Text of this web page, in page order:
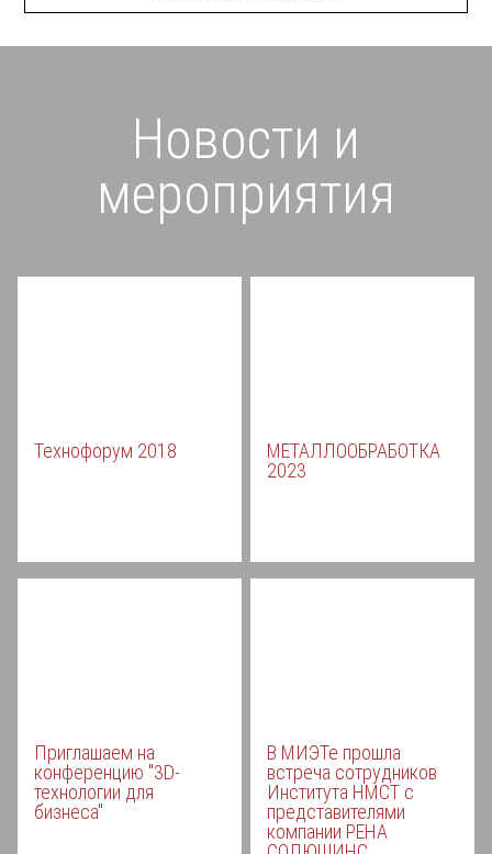
Новости и
мероприятия
Технофорум 2018
МЕТАЛЛООБРАБОТКА
2023
Приглашаем на
конференцию "3D-
технологии для
бизнеса"
В МИЭТе прошла
встреча сотрудников
Института НМСТ с
представителями
компании РЕНА